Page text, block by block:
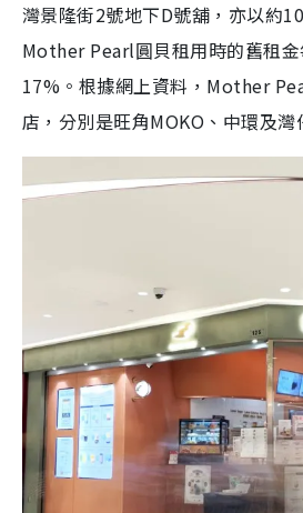
灣景隆街2號地下D號舖，亦以約
Mother Pearl圓貝租用時的舊租
17%。根據網上資料，Mother
店，分別是旺角MOKO、中環及灣